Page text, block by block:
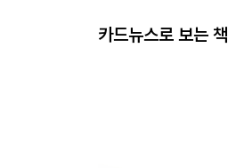
카드뉴스로 보는 책